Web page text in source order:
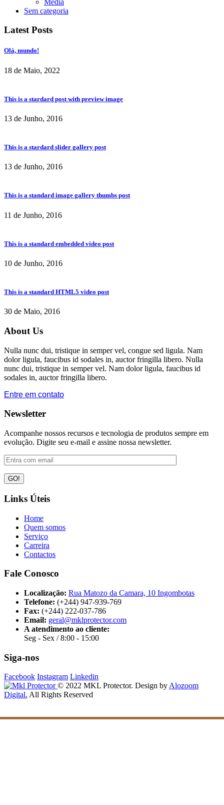
Sem categoria
Latest Posts
Olá, mundo!
18 de Maio, 2022
This is a stardard post with preview image
13 de Junho, 2016
This is a stardard slider gallery post
13 de Junho, 2016
This is a standard image gallery thumbs post
11 de Junho, 2016
This is a standard embedded video post
10 de Junho, 2016
This is a standard HTML5 video post
30 de Maio, 2016
About Us
Nulla nunc dui, tristique in semper vel, congue sed ligula. Nam
dolor ligula, faucibus id sodales in, auctor fringilla libero. Nulla
nunc dui, tristique in semper vel. Nam dolor ligula, faucibus id
sodales in, auctor fringilla libero.
Entre em contato
Newsletter
Acompanhe nossos recursos e tecnologia de produtos sempre em
evolução. Digite seu e-mail e assine nossa newsletter.
Links Úteis
Home
Quem somos
Serviço
Carreira
Contactos
Fale Conosco
Localização: Rua Matozo da Camara, 10 Ingombotas
Telefone: (+244) 947-939-769
Fax: (+244) 222-037-786
Email: geral@mklprotector.com
A atendimento ao cliente:
Seg - Sex / 8:00 - 15:00
Siga-nos
Facebook Instagram Linkedin
© 2022 MKL Protector. Design byAlozoom
Digital. All Rights Reserved